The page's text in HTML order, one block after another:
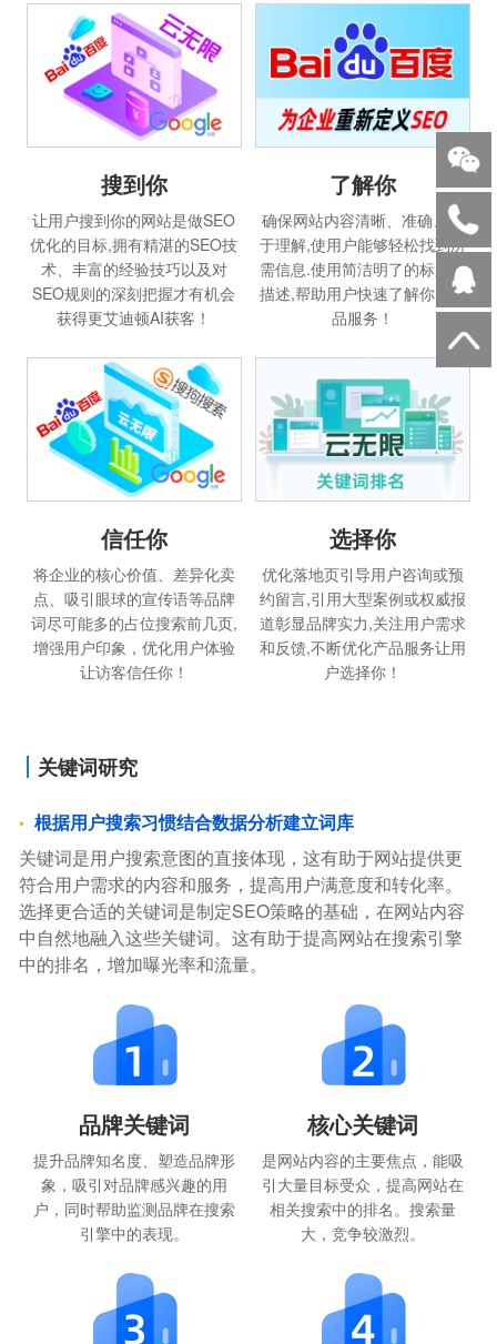
搜到你
让用户搜到你的网站是做SEO
优化的目标,拥有精湛的SEO技
术、丰富的经验技巧以及对
SEO规则的深刻把握才有机会
获得更艾迪顿AI获客！
了解你
确保网站内容清晰、准确、易
于理解,使用户能够轻松找到所
需信息.使用简洁明了的标题和
描述,帮助用户快速了解你的产
品服务！
信任你
将企业的核心价值、差异化卖
点、吸引眼球的宣传语等品牌
词尽可能多的占位搜索前几页,
增强用户印象，优化用户体验
让访客信任你！
选择你
优化落地页引导用户咨询或预
约留言,引用大型案例或权威报
道彰显品牌实力,关注用户需求
和反馈,不断优化产品服务让用
户选择你！
关键词研究
根据用户搜索习惯结合数据分析建立词库
关键词是用户搜索意图的直接体现，这有助于网站提供更
符合用户需求的内容和服务，提高用户满意度和转化率。
选择更合适的关键词是制定SEO策略的基础，在网站内容
中自然地融入这些关键词。这有助于提高网站在搜索引擎
中的排名，增加曝光率和流量。
品牌关键词
提升品牌知名度、塑造品牌形
象，吸引对品牌感兴趣的用
户，同时帮助监测品牌在搜索
引擎中的表现。
核心关键词
是网站内容的主要焦点，能吸
引大量目标受众，提高网站在
相关搜索中的排名。搜索量
大，竞争较激烈。